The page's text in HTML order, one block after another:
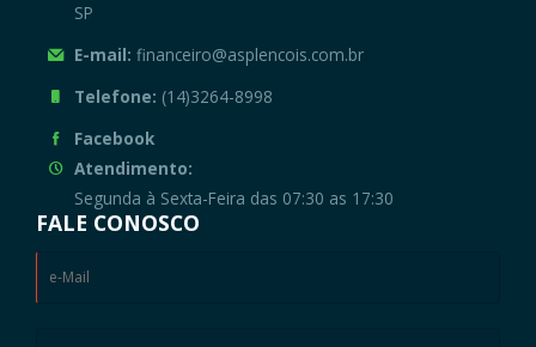
SP
E-mail: financeiro@asplencois.com.br
Telefone: (14)3264-8998
Facebook
Atendimento:
Segunda à Sexta-Feira das 07:30 as 17:30
FALE CONOSCO